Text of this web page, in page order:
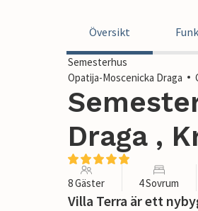
Översikt
Semesterhus
Opatija-Moscenicka Draga
Draga ,
8 Gäster 4 Sovrum
Villa Terra är ett